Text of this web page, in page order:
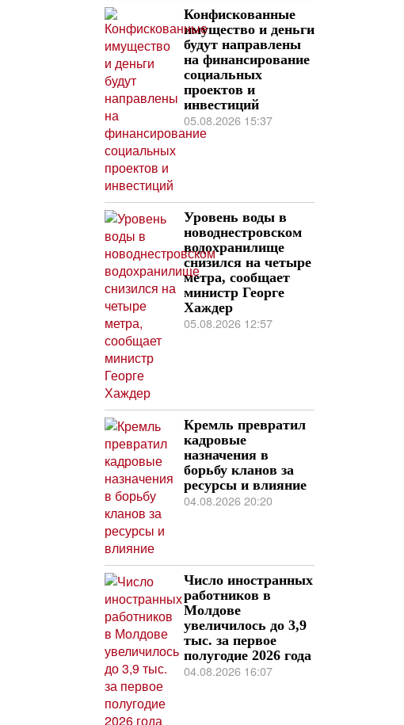
Конфискованные
имущество и деньги
будут направлены
на финансирование
социальных
проектов и
инвестиций
05.08.2026 15:37
Уровень воды в
новоднестровском
водохранилище
снизился на четыре
метра, сообщает
министр Георге
Хаждер
05.08.2026 12:57
Кремль превратил
кадровые
назначения в
борьбу кланов за
ресурсы и влияние
04.08.2026 20:20
Число иностранных
работников в
Молдове
увеличилось до 3,9
тыс. за первое
полугодие 2026 года
04.08.2026 16:07